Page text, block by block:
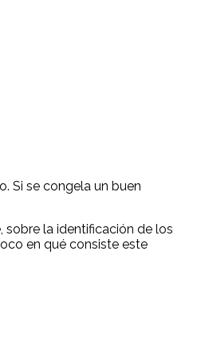
Si se congela un buen
sobre la identificación de los
en qué consiste este